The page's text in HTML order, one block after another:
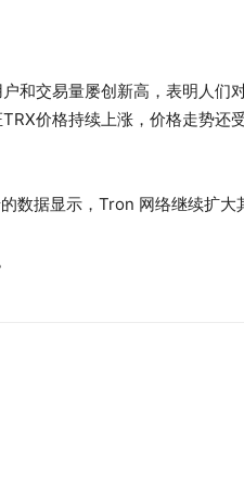
和交易量屡创新高，表明人
价格持续上涨，价格走势
数据显示，Tron 网络继续扩